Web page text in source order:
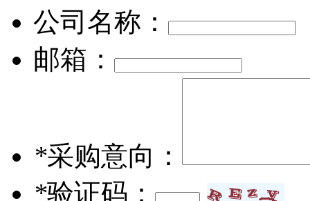
公司名称：
邮箱：
*采购意向：
*验证码：